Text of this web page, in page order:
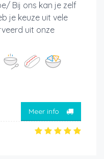
Bij ons kan je zelf
je keuze uit vele
uit onze
Meer info